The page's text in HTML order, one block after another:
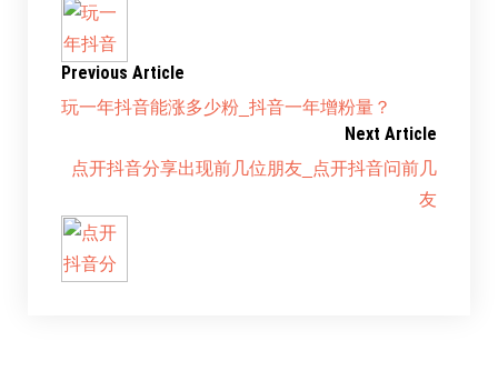
Previous Article
玩一年抖音能涨多少粉_抖音一年增粉量？
Next Article
点开抖音分享出现前几位朋友_点开抖音问前几
友